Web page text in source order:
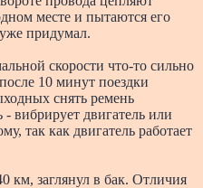
месте и пытаются его
придумал.
скорости что-то сильно
10 минут поездки
снять ремень
вибрирует двигатель или
так как двигатель работает
км, заглянул в бак. Отличия